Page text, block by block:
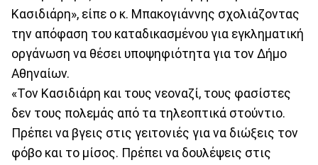
Κασιδιάρη», είπε ο κ. Μπακογιάννης σχολιάζοντας
την απόφαση του καταδικασμένου για εγκληματική
οργάνωση να θέσει υποψηφιότητα για τον Δήμο
Αθηναίων.
«Τον Κασιδιάρη και τους νεοναζί, τους φασίστες
δεν τους πολεμάς από τα τηλεοπτικά στούντιο.
Πρέπει να βγεις στις γειτονιές για να διώξεις τον
φόβο και το μίσος. Πρέπει να δουλέψεις στις